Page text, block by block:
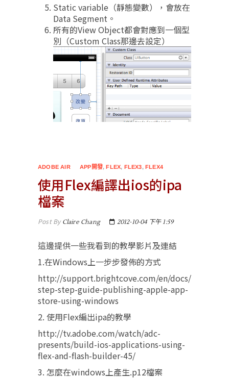
Static variable（靜態變數），會放在
Data Segment。
所有的View Object都會對應到一個型
別（Custom Class那邊去設定）
ADOBE AIR APP開發,FLEX, FLEX3,FLEX4
使用Flex編譯出ios的ipa
檔案
Post ByClaire Chang 2012-10-04 下午 1:59
這邊提供一些我看到的教學影片及連結
1.在Windows上一步步發佈的方式
http://support.brightcove.com/en/docs/
step-step-guide-publishing-apple-app-
store-using-windows
2. 使用Flex編出ipa的教學
http://tv.adobe.com/watch/adc-
presents/build-ios-applications-using-
flex-and-flash-builder-45/
3. 怎麼在windows上產生.p12檔案